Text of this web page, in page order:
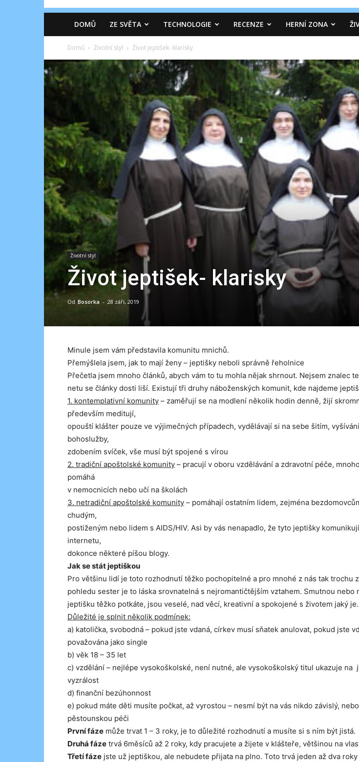
DOMŮ ZE SVĚTA TECHNOLOGIE RECENZE HERNÍ ZONA
Domů Životní styl Život jeptišek- klarisky
Životní styl
Život jeptišek- klarisky
Od Bosorka - 28 září, 2019
Minule jsem vám představila komunitu mnichů.
Přemýšlela jsem, jak to mají ženy – jeptišky neboli správně řeholnice
Přečetla jsem mnoho článků, abych vám to tu mohla nějak shrnout. Nejsem znalec
netu se články dosti liší. Existují tři druhy náboženských komunit, kde najdeme
1. kontemplativní komunity – zaměřují se na modlení několik hodin denně, žijí
především meditují,
opouští klášter pouze ve výjimečných případech, vydělávají si na sebe šitím,
bohoslužby,
zdobením svíček, vše musí být spojené s vírou
2. tradiční apoštolské komunity – pracují v oboru vzdělávání a zdravotní péče,
pomáhá
v nemocnicích nebo učí na školách
3. netradiční apoštolské komunity – pomáhají ostatním lidem, zejména
chudým,
postiženým nebo lidem s AIDS/HIV. Asi by vás nenapadlo, že tyto jeptišky
internetu,
dokonce některé píšou blogy.
Jak se stát jeptiškou
Pro většinu lidí je toto rozhodnutí těžko pochopitelné a pro mnohé z nás tak trochu
pohledu sester je to láska srovnatelná s nejromantičtějším vztahem. Smutnou nebo
jeptišku těžko potkáte, jsou veselé, nad věcí, kreativní a spokojené s životem jaký je.
Důležité je splnit několik podmínek:
a) katolička, svobodná – pokud jste vdaná, církev musí sňatek anulovat, pokud jste
považována jako single
b) věk 18 – 35 let
c) vzdělání – nejlépe vysokoškolské, není nutné, ale vysokoškolský titul ukazuje na
vyzrálost
d) finanční bezúhonnost
e) pokud máte děti musíte počkat, až vyrostou – nesmí být na vás nikdo závislý,
pěstounskou péči
První fáze může trvat 1 – 3 roky, je to důležité rozhodnutí a musíte si s ním být jistá.
Druhá fáze trvá 6měsíců až 2 roky, kdy pracujete a žijete v klášteře, většinou na
Třetí fáze jste už jeptiškou, ale nebudete přijata na plno. Toto trvá jeden až dva roky